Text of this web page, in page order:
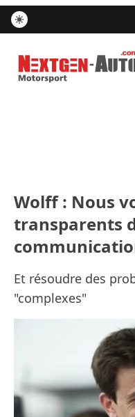
Nextgen-Auto.com
Wolff : Nous
transparents
Et résoudre des
"complexes"